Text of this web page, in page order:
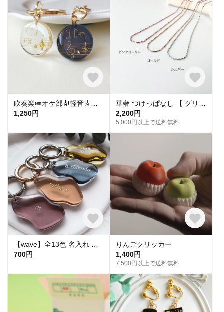
1,250円
2,200円
5,000円以上で送料無料
700円
りんごクリッカー
1,400円
7,500円以上で送料無料